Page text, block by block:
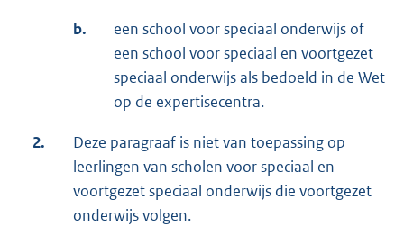
b.
een school voor speciaal onderwijs of
een school voor speciaal en voortgezet
speciaal onderwijs als bedoeld in de Wet
op de expertisecentra.
2.
Deze paragraaf is niet van toepassing op
leerlingen van scholen voor speciaal en
voortgezet speciaal onderwijs die voortgezet
onderwijs volgen.